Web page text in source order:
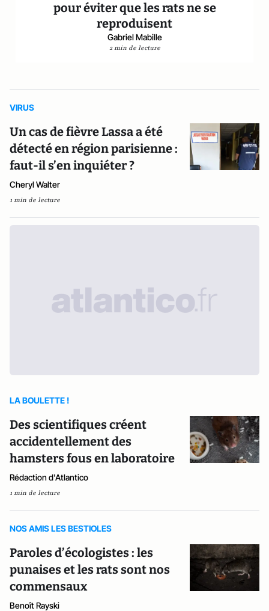
pour éviter que les rats ne se
reproduisent
Gabriel Mabille
2 min de lecture
VIRUS
Un cas de fièvre Lassa a été
détecté en région parisienne :
faut-il s’en inquiéter ?
Cheryl Walter
1 min de lecture
LA BOULETTE !
Des scientifiques créent
accidentellement des
hamsters fous en laboratoire
Rédaction d'Atlantico
1 min de lecture
NOS AMIS LES BESTIOLES
Paroles d’écologistes : les
punaises et les rats sont nos
commensaux
Benoît Rayski